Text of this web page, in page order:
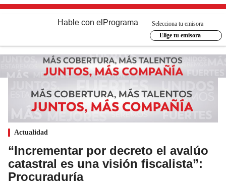
Hable con el Programa
Selecciona tu emisora
Elige tu emisora
Actualidad
“Incrementar por decreto el avalúo
catastral es una visión fiscalista”:
Procuraduría